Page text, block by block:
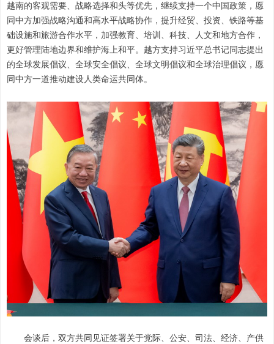
越南的客观需要、战略选择和头等优先，继续支持一个中国政策，愿
同中方加强战略沟通和高水平战略协作，提升经贸、投资、铁路等基
础设施和旅游合作水平，加强教育、培训、科技、人文和地方合作，
更好管理陆地边界和维护海上和平。越方支持习近平总书记同志提出
的全球发展倡议、全球安全倡议、全球文明倡议和全球治理倡议，愿
同中方一道推动建设人类命运共同体。
会谈后，双方共同见证签署关于党际、公安、司法、经济、产供